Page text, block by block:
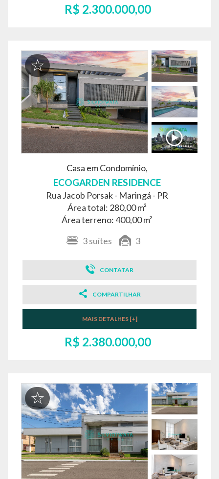
R$ 2.300.000,00
Casa em Condomínio,
ECOGARDEN RESIDENCE
Rua Jacob Porsak - Maringá - PR
Área total: 280,00 m²
Área terreno: 400,00 m²
3suítes 3
CONTATAR
COMPARTILHAR
MAIS DETALHES [+]
R$ 2.380.000,00